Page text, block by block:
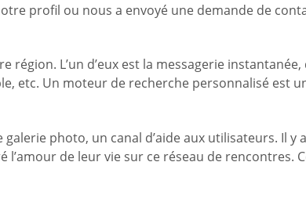
profil ou nous a envoyé une demande de
L’un d’eux est la messagerie
etc. Un moteur de recherche personnalisé est
photo, un canal d’aide aux utilisateurs. Il y
de leur vie sur ce réseau de rencontres.